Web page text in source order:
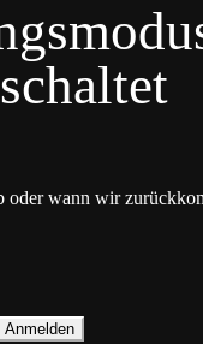
oder wann wir